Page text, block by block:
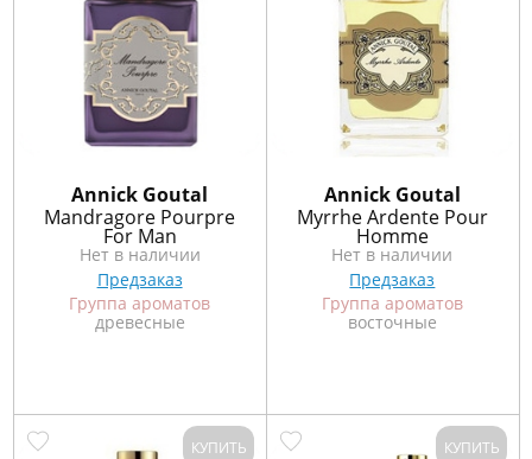
Annick Goutal
Mandragore Pourpre
For Man
Нет в наличии
Предзаказ
Группа ароматов
древесные
Annick Goutal
Myrrhe Ardente Pour
Homme
Нет в наличии
Предзаказ
Группа ароматов
восточные
КУПИТЬ КУПИТЬ